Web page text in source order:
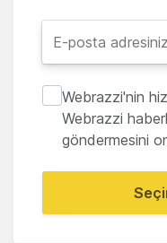
Webrazzi'nin
Webrazzi
göndermesini